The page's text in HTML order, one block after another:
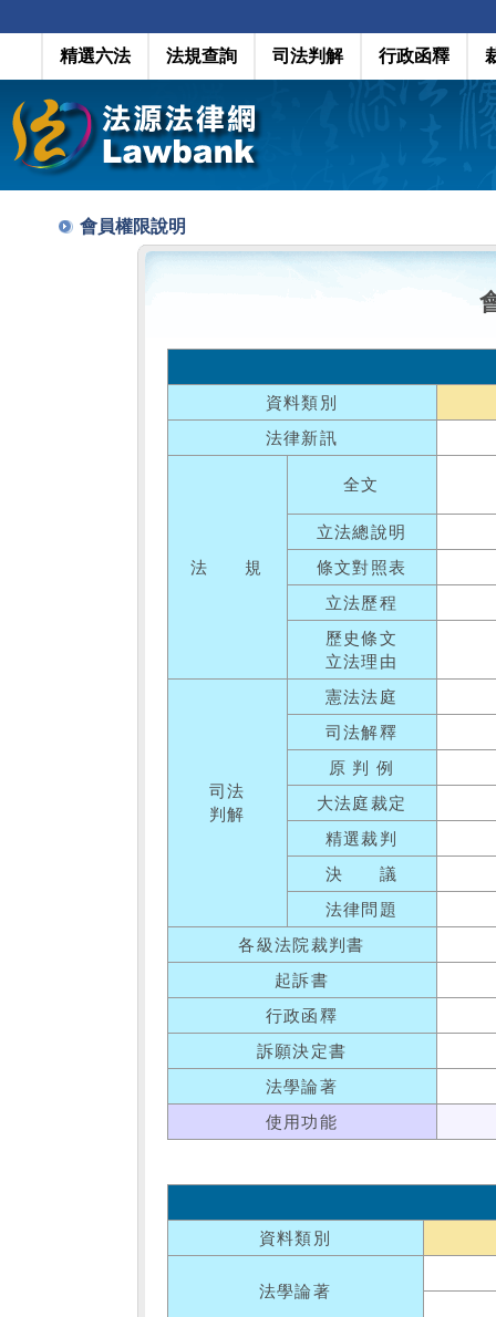
精選六法 法規查詢 司法判解 行政函釋
會員權限說明
資料類別
法律新訊
法 規
全文
立法總說明
條文對照表
立法歷程
歷史條文
立法理由
司法
判解
憲法法庭
司法解釋
原 判 例
大法庭裁定
精選裁判
決 議
法律問題
各級法院裁判書
起訴書
行政函釋
訴願決定書
法學論著
使用功能
資料類別
法學論著